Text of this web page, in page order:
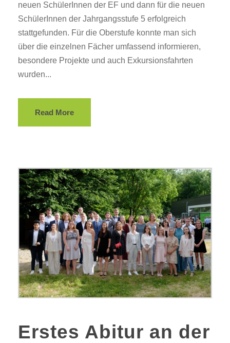
neuen SchülerInnen der EF und dann für die neuen
SchülerInnen der Jahrgangsstufe 5 erfolgreich
stattgefunden. Für die Oberstufe konnte man sich
über die einzelnen Fächer umfassend informieren,
besondere Projekte und auch Exkursionsfahrten
wurden...
Read More
Erstes Abitur an der